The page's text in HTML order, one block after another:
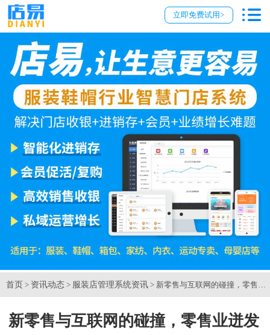
立即免费试用>
首页 > 资讯动态 > 服装店管理系统资讯 > 新零售与互联网的碰撞，零售业
新零售与互联网的碰撞，零售业迸发